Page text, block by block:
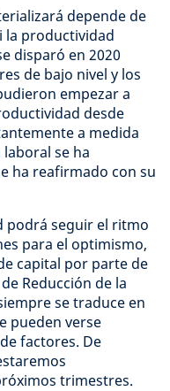
depende de
la productividad
disparó en 2020
de bajo nivel y los
empezar a
desde
a medida
se ha
ha reafirmado con su
podrá seguir el ritmo
para el optimismo,
capital por parte de
Reducción de la
se traduce en
pueden verse
factores. De
trimestres.